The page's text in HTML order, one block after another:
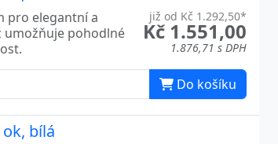
již od Kč 1.292,50*
Kč 1.551,00
1.876,71 s DPH
pro elegantní a
umožňuje pohodlné
Do košíku
bílá